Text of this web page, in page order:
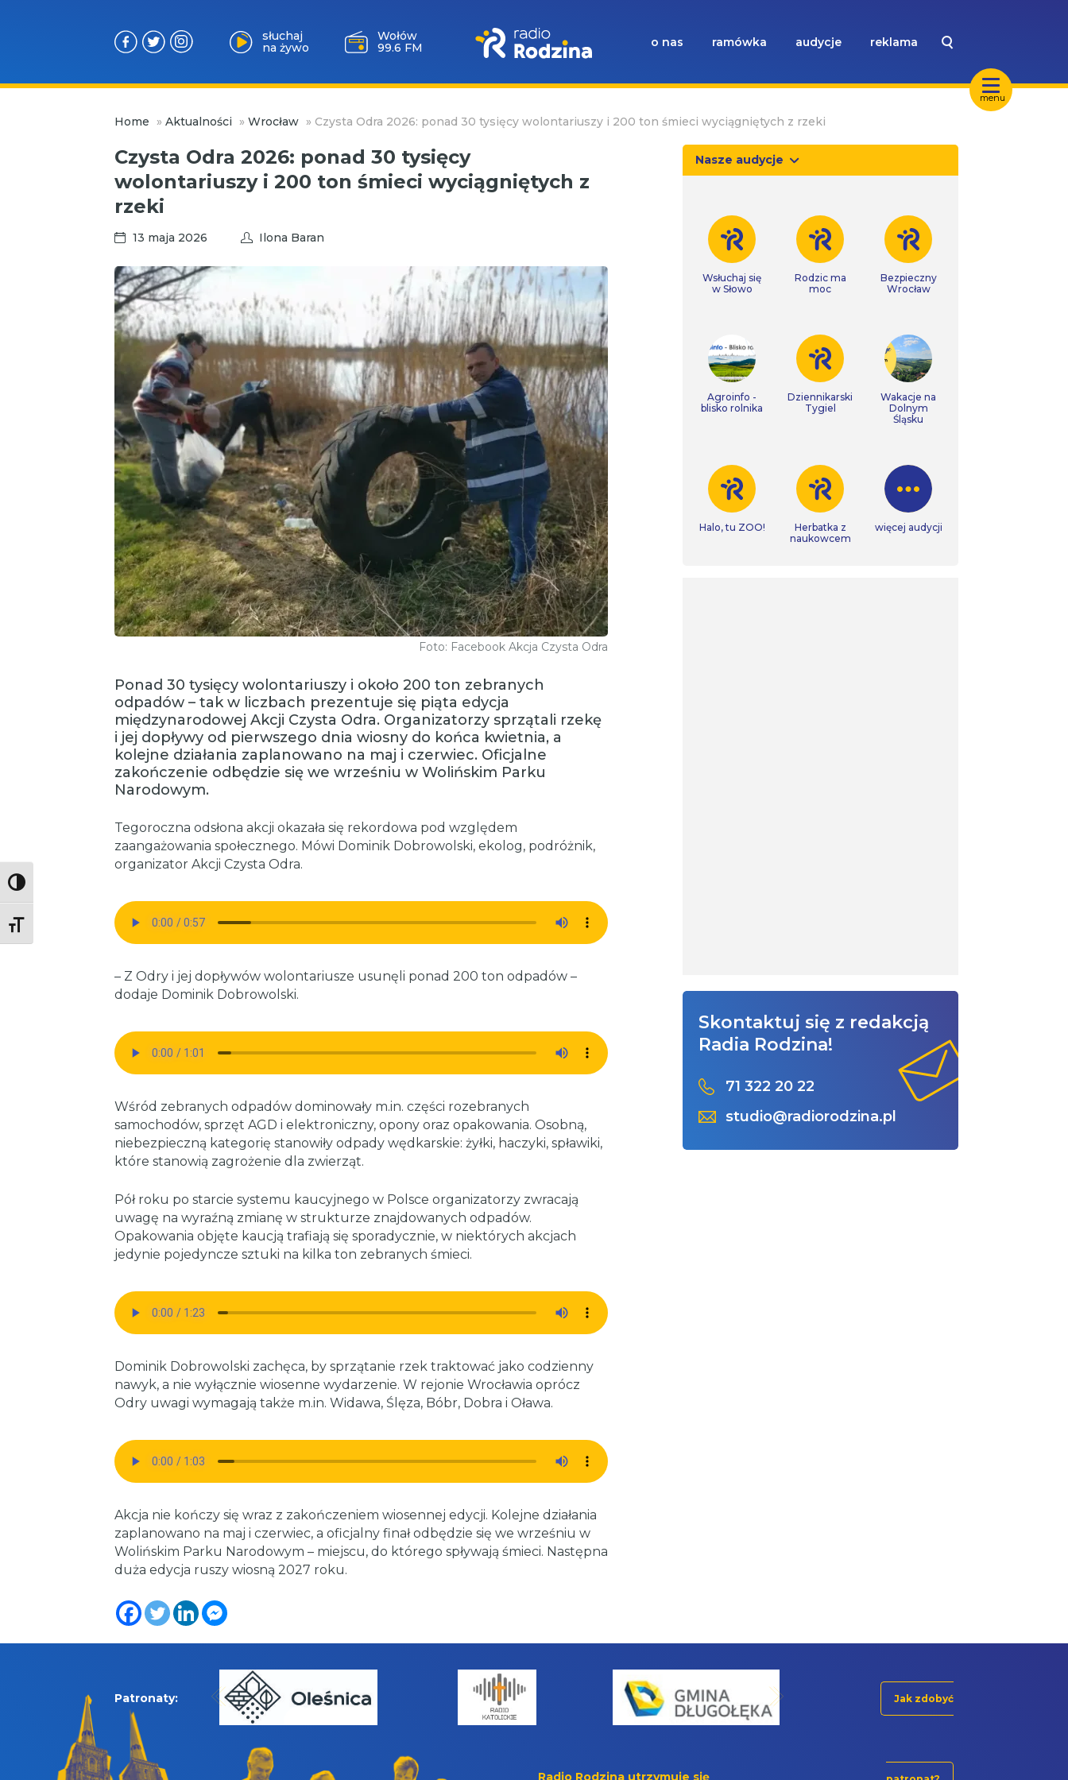
Toggle High Contrast
Toggle Font size
menu
słuchaj
na żywo
Wołów
99.6 FM
o nas ramówka audycje reklama
Home » Aktualności » Wrocław » Czysta Odra 2026: ponad 30 tysięcy wolontariuszy i 200 ton śmieci wyciągniętych z rzeki
Czysta Odra 2026: ponad 30 tysięcy
wolontariuszy i 200 ton śmieci wyciągniętych z
rzeki
13 maja 2026 Ilona Baran
Foto: Facebook Akcja Czysta Odra
Ponad 30 tysięcy wolontariuszy i około 200 ton zebranych
odpadów – tak w liczbach prezentuje się piąta edycja
międzynarodowej Akcji Czysta Odra. Organizatorzy sprzątali rzekę
i jej dopływy od pierwszego dnia wiosny do końca kwietnia, a
kolejne działania zaplanowano na maj i czerwiec. Oficjalne
zakończenie odbędzie się we wrześniu w Wolińskim Parku
Narodowym.
Tegoroczna odsłona akcji okazała się rekordowa pod względem
zaangażowania społecznego. Mówi Dominik Dobrowolski, ekolog, podróżnik,
organizator Akcji Czysta Odra.
– Z Odry i jej dopływów wolontariusze usunęli ponad 200 ton odpadów –
dodaje Dominik Dobrowolski.
Wśród zebranych odpadów dominowały m.in. części rozebranych
samochodów, sprzęt AGD i elektroniczny, opony oraz opakowania. Osobną,
niebezpieczną kategorię stanowiły odpady wędkarskie: żyłki, haczyki, spławiki,
które stanowią zagrożenie dla zwierząt.
Pół roku po starcie systemu kaucyjnego w Polsce organizatorzy zwracają
uwagę na wyraźną zmianę w strukturze znajdowanych odpadów.
Opakowania objęte kaucją trafiają się sporadycznie, w niektórych akcjach
jedynie pojedyncze sztuki na kilka ton zebranych śmieci.
Dominik Dobrowolski zachęca, by sprzątanie rzek traktować jako codzienny
nawyk, a nie wyłącznie wiosenne wydarzenie. W rejonie Wrocławia oprócz
Odry uwagi wymagają także m.in. Widawa, Ślęza, Bóbr, Dobra i Oława.
Akcja nie kończy się wraz z zakończeniem wiosennej edycji. Kolejne działania
zaplanowano na maj i czerwiec, a oficjalny finał odbędzie się we wrześniu w
Wolińskim Parku Narodowym – miejscu, do którego spływają śmieci. Następna
duża edycja ruszy wiosną 2027 roku.
Nasze audycje
Wsłuchaj się
w Słowo
Rodzic ma
moc
Bezpieczny
Wrocław
Agroinfo -
blisko rolnika
Dziennikarski
Tygiel
Wakacje na
Dolnym
Śląsku
Halo, tu ZOO!
Herbatka z
naukowcem
więcej audycji
Skontaktuj się z redakcją
Radia Rodzina!
71 322 20 22
studio@radiorodzina.pl
Patronaty: Jak zdobyć
Radio Rodzina utrzymuje się